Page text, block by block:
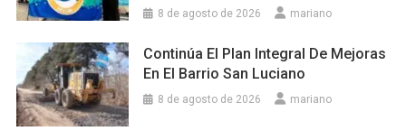
8 de agosto de 2026 mariano
Continúa El Plan Integral De Mejoras
En El Barrio San Luciano
8 de agosto de 2026 mariano